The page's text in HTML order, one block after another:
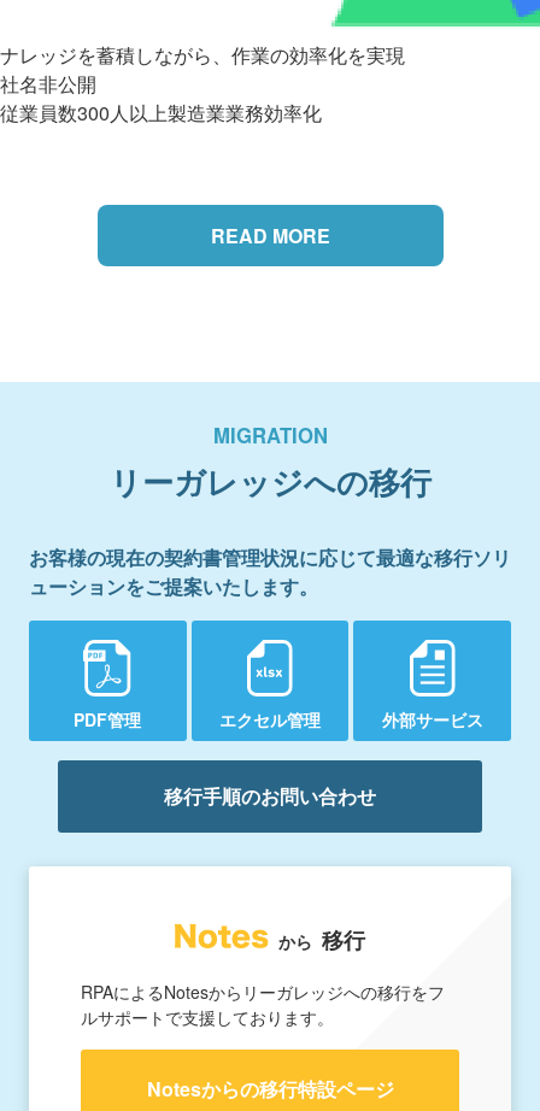
ナレッジを蓄積しながら、作業の効率化を実現
社名非公開
従業員数300人以上製造業業務効率化
READ MORE
MIGRATION
リーガレッジへの移行
お客様の現在の契約書管理状況に応じて最適な移行ソリ
ューションをご提案いたします。
PDF管理 エクセル管理 外部サービス
移行手順のお問い合わせ
から 移行
RPAによるNotesからリーガレッジへの移行をフ
ルサポートで支援しております。
Notesからの移行特設ページ